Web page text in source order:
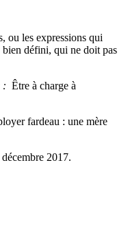
ou les expressions qui
bien défini, qui ne doit pas
: Être à charge à
fardeau : une mère
2017.